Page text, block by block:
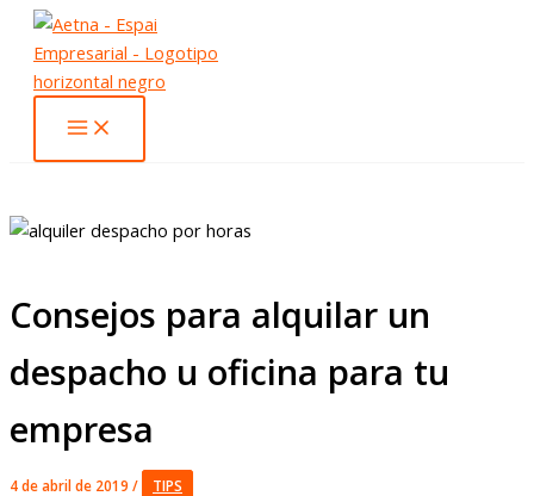
contenido
Consejos para alquilar un
despacho u oficina para tu
empresa
4 de abril de 2019 / TIPS